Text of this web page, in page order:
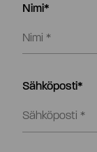
Nimi*
Sähköposti*